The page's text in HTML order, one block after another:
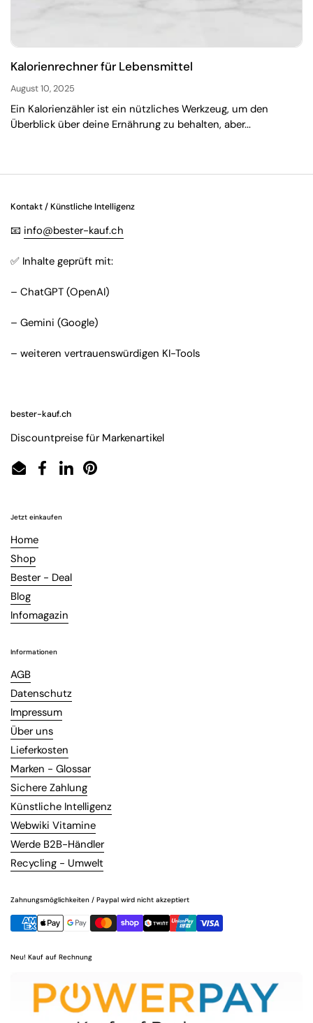
Kalorienrechner für Lebensmittel
August 10, 2025
Ein Kalorienzähler ist ein nützliches Werkzeug, um den
Überblick über deine Ernährung zu behalten, aber...
Kontakt / Künstliche Intelligenz
📧 info@bester-kauf.ch
✅ Inhalte geprüft mit:
– ChatGPT (OpenAI)
– Gemini (Google)
– weiteren vertrauenswürdigen KI-Tools
bester-kauf.ch
Discountpreise für Markenartikel
EmailFacebook
LinkedInPinterest
Jetzt einkaufen
Home
Shop
Bester - Deal
Blog
Infomagazin
Informationen
AGB
Datenschutz
Impressum
Über uns
Lieferkosten
Marken - Glossar
Sichere Zahlung
Künstliche Intelligenz
Webwiki Vitamine
Werde B2B-Händler
Recycling - Umwelt
Zahnungsmöglichkeiten / Paypal wird nicht akzeptiert
Neu! Kauf auf Rechnung